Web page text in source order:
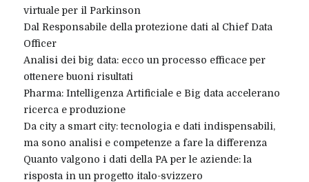
virtuale per il Parkinson
Dal Responsabile della protezione dati al Chief Data
Officer
Analisi dei big data: ecco un processo efficace per
ottenere buoni risultati
Pharma: Intelligenza Artificiale e Big data accelerano
ricerca e produzione
Da city a smart city: tecnologia e dati indispensabili,
ma sono analisi e competenze a fare la differenza
Quanto valgono i dati della PA per le aziende: la
risposta in un progetto italo-svizzero